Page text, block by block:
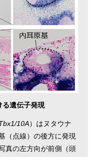
る遺伝子発現
10A）はヌタウナ
（点線）の後方に発現
真の左方向が前側（頭